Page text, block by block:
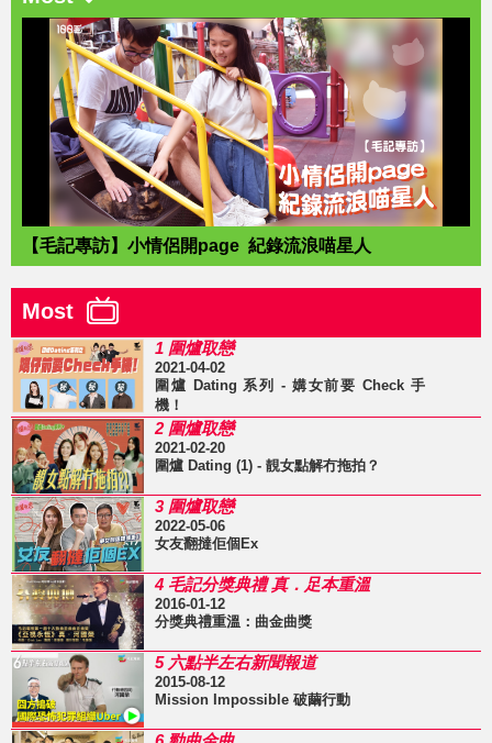
【毛記專訪】小情侶開page 紀錄流浪喵星人
Most
1 圍爐取戀
2021-04-02
圍爐 Dating 系列 - 媾女前要 Check 手
機！
2 圍爐取戀
2021-02-20
圍爐 Dating (1) - 靚女點解冇拖拍？
3 圍爐取戀
2022-05-06
女友翻撻佢個Ex
4 毛記分獎典禮 真．足本重溫
2016-01-12
分獎典禮重溫：曲金曲獎
5 六點半左右新聞報道
2015-08-12
Mission Impossible 破繭行動